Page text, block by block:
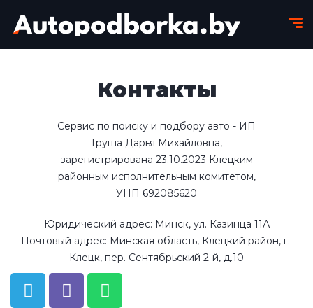
Контакты
Сервис по поиску и подбору авто - ИП
Груша Дарья Михайловна,
зарегистрирована 23.10.2023 Клецким
районным исполнительным комитетом,
УНП 692085620
Юридический адрес: Минск, ул. Казинца 11А
Почтовый адрес: Минская область, Клецкий район, г.
Клецк, пер. Сентябрьский 2-й, д.10